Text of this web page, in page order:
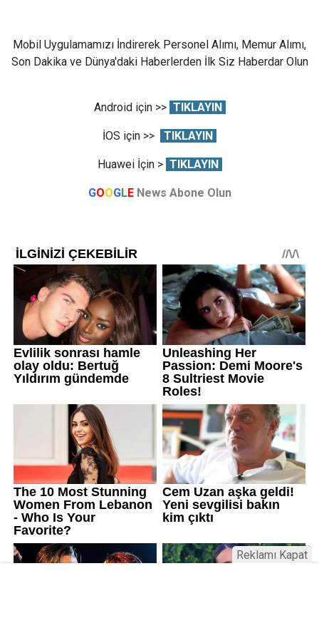
Mobil Uygulamamızı İndirerek Personel Alımı, Memur Alımı,
Son Dakika ve Dünya'daki Haberlerden İlk Siz Haberdar Olun
Android için >> TIKLAYIN
İOS için >> TIKLAYIN
Huawei İçin > TIKLAYIN
GOOGLE News Abone Olun
Reklamı Kapat